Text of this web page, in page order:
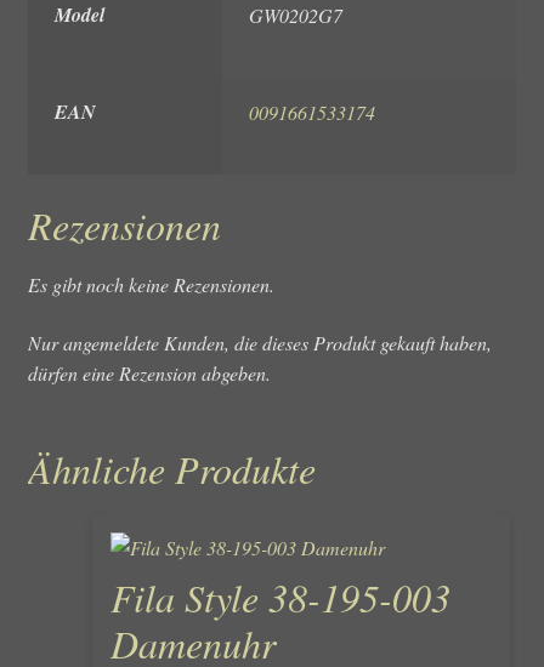
Model GW0202G7
EAN 0091661533174
Rezensionen
Es gibt noch keine Rezensionen.
Nur angemeldete Kunden, die dieses Produkt gekauft haben,
dürfen eine Rezension abgeben.
Ähnliche Produkte
Fila Style 38-195-003
Damenuhr